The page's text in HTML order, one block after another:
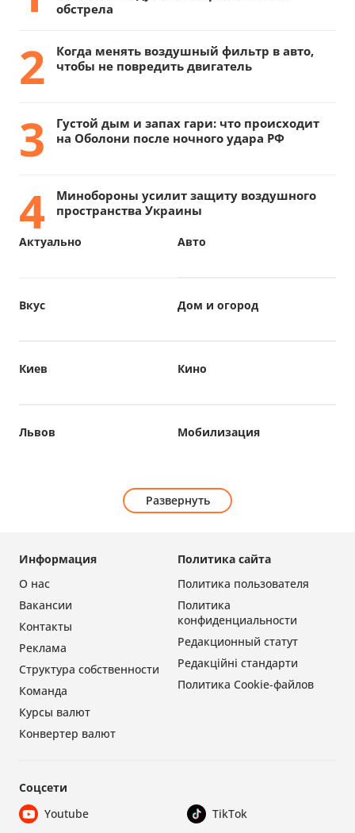
обстрела
2
Когда менять воздушный фильтр в авто,
чтобы не повредить двигатель
3
Густой дым и запах гари: что происходит
на Оболони после ночного удара РФ
4
Минобороны усилит защиту воздушного
пространства Украины
Авто
Актуально
Вкус Дом и огород
Киев Кино
Львов Мобилизация
Развернуть
Политика сайта
Политика пользователя
Политика
конфиденциальности
Редакционный статут
Редакційні стандарти
Политика Cookie-файлов
Информация
О нас
Вакансии
Контакты
Реклама
Структура собственности
Команда
Курсы валют
Конвертер валют
Соцсети
Youtube
TikTok